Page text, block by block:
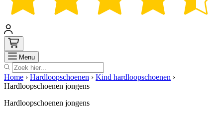
Menu Zoek
Home › Hardloopschoenen › Kind hardloopschoenen ›
Hardloopschoenen jongens
Hardloopschoenen jongens